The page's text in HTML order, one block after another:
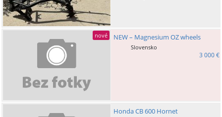
nové NEW – Magnesium OZ wheels
Slovensko
3 000 €
Honda CB 600 Hornet